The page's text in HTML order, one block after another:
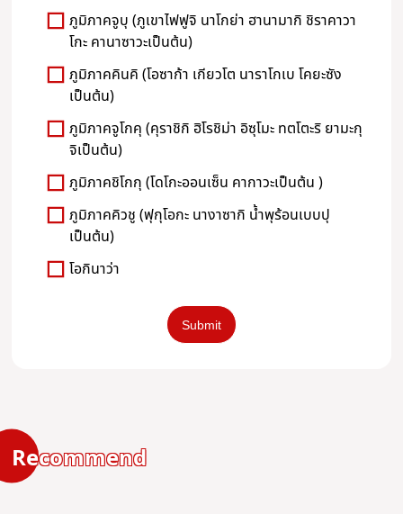
ภูมิภาคจูบุ (ภูเขาไฟฟูจิ นาโกย่า ฮานามากิ ชิราคาวา
โกะ คานาซาวะเป็นต้น)
ภูมิภาคคินคิ (โอซาก้า เกียวโต นาราโกเบ โคยะซัง
เป็นต้น)
ภูมิภาคจูโกคุ (คุราชิกิ ฮิโรชิม่า อิซุโมะ ทตโตะริ ยามะกุ
จิเป็นต้น)
ภูมิภาคชิโกกุ (โดโกะออนเซ็น คากาวะเป็นต้น )
ภูมิภาคคิวชู (ฟุกุโอกะ นางาซากิ น้ำพุร้อนเบบปุ
เป็นต้น)
โอกินาว่า
Recommend